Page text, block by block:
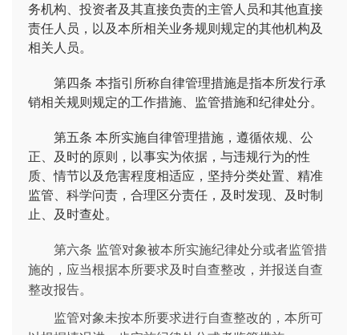
务机构、投资者及其直接负责的主管人员和其他直接
责任人员，以及本所相关业务规则规定的其他机构及
相关人员。
第四条 本指引所称自律管理措施是指本所发行承
销相关规则规定的工作措施、监管措施和纪律处分。
第五条 本所实施自律管理措施，遵循依规、公
正、及时的原则，以事实为依据，与违规行为的性
质、情节以及危害程度相适应，坚持分类处置、精准
监管、科学问责，合理区分责任，及时发现、及时制
止、及时查处。
第六条 监管对象被本所实施纪律处分或者监管措
施的，应当根据本所要求及时自查整改，并报送自查
整改报告。
监管对象未按本所要求进行自查整改的，本所可